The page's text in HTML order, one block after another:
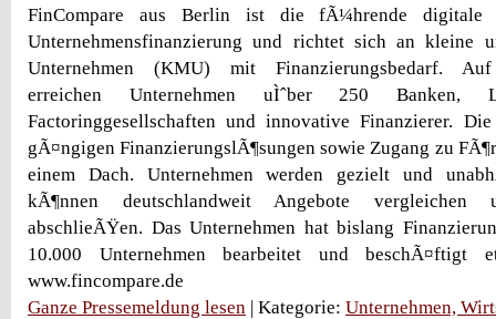
FinCompare aus Berlin ist die fÃ¼hrende
Unternehmensfinanzierung und richtet sich an kleine
Unternehmen (KMU) mit Finanzierungsbedarf. Auf
erreichen Unternehmen uÌˆber 250 Banken,
Factoringgesellschaften und innovative Finanzierer.
gÃ¤ngigen FinanzierungslÃ¶sungen sowie Zugang zu
einem Dach. Unternehmen werden gezielt und
kÃ¶nnen deutschlandweit Angebote vergleichen
abschlieÃŸen. Das Unternehmen hat bislang
10.000 Unternehmen bearbeitet und beschÃ¤ftigt
www.fincompare.de
Ganze Pressemeldung lesen | Kategorie: Unternehmen,